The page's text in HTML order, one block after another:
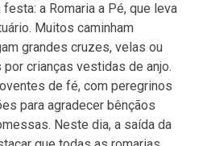
a Romaria a Pé, que leva
Muitos caminham
grandes cruzes, velas ou
por crianças vestidas de anjo.
de fé, com peregrinos
para agradecer bênçãos
Neste dia, a saída da